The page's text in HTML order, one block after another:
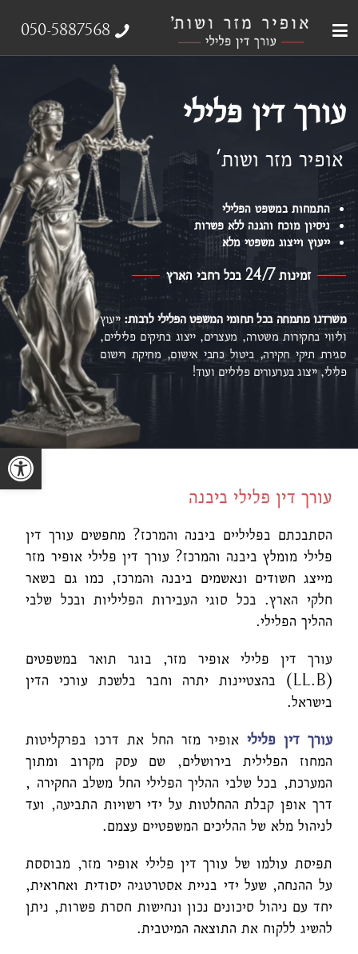
050-5887568
עורך דין פלילי
אופיר מזר ושות'
התמחות במשפט הפלילי
ניסיון מוכח והגנה ללא פשרות
ייעוץ וייצוג משפטי מלא
זמינות 24/7 בכל רחבי הארץ
משרדנו מתמחה בכל תחומי המשפט הפלילילרבות:ייעוץ
וליווי בחקירות משטרה, מעצרים, ייצוג בתיקים פליליים,
סגירת תיקי חקירה, ביטול כתבי אישום, מחיקת רישום
פלילי, ייצוג בערעורים פליליים ועוד!
עורך דין פלילי ביבנה
הסתבכתם בפליליים ביבנה והמרכז? מחפשים עורך דין
פלילי מומלץ ביבנה והמרכז? עורך דין פלילי אופיר מזר
מייצג חשודים ונאשמים ביבנה והמרכז, כמו גם בשאר
חלקי הארץ. בכל סוגי העבירות הפליליות ובכל שלבי
ההליך הפלילי.
עורך דין פלילי אופיר מזר, בוגר תואר במשפטים
(LL.B) בהצטיינות יתרה וחבר בלשכת עורכי הדין
בישראל.
עורך דין פלילי אופיר מזר החל את דרכו בפרקליטות
המחוז הפלילית בירושלים, שם עסק מקרוב ומתוך
המערכת, בכל שלבי ההליך הפלילי החל משלב החקירה ,
דרך אופן קבלת ההחלטות על ידי רשויות התביעה, ועד
לניהול מלא של ההליכים המשפטיים עצמם.
תפיסת עולמו של עורך דין פלילי אופיר מזר, מבוססת
על ההנחה, שעל ידי בניית אסטרטגיה יסודית ואחראית,
יחד עם ניהול סיכונים נכון ונחישות חסרת פשרות, ניתן
להשיג ללקוח את התוצאה המיטבית.
פתח סרגל נגישות